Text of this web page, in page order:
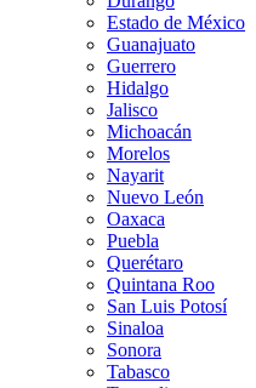
Estado de México
Guanajuato
Guerrero
Hidalgo
Jalisco
Michoacán
Morelos
Nayarit
Nuevo León
Oaxaca
Puebla
Querétaro
Quintana Roo
San Luis Potosí
Sinaloa
Sonora
Tabasco